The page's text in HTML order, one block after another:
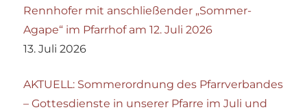
Rennhofer mit anschließender „Sommer-
Agape“ im Pfarrhof am 12. Juli 2026
13. Juli 2026
AKTUELL: Sommerordnung des Pfarrverbandes
– Gottesdienste in unserer Pfarre im Juli und